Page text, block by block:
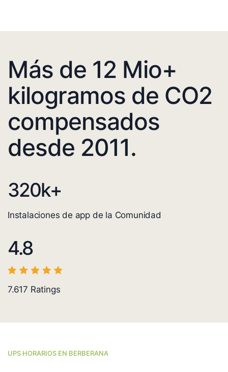
Más de 12 Mio+
kilogramos de CO2
compensados
desde 2011.
320k+
Instalaciones de app de la Comunidad
4.8
7.617 Ratings
UPS HORARIOS EN BERBERANA